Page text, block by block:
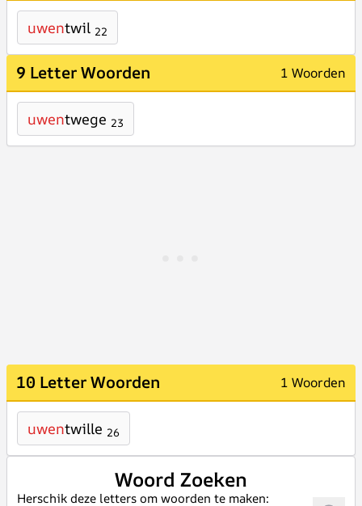
uwentwil 22
9 Letter Woorden 1 Woorden
uwentwege 23
10 Letter Woorden 1 Woorden
uwentwille 26
Woord Zoeken
Herschik deze letters om woorden te maken: